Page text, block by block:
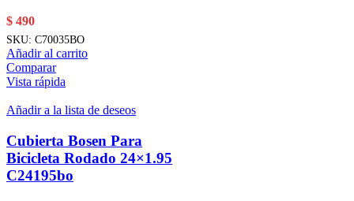
$ 490
SKU: C70035BO
Añadir al carrito
Comparar
Vista rápida
Añadir a la lista de deseos
Cubierta Bosen Para
Bicicleta Rodado 24×1.95
C24195bo